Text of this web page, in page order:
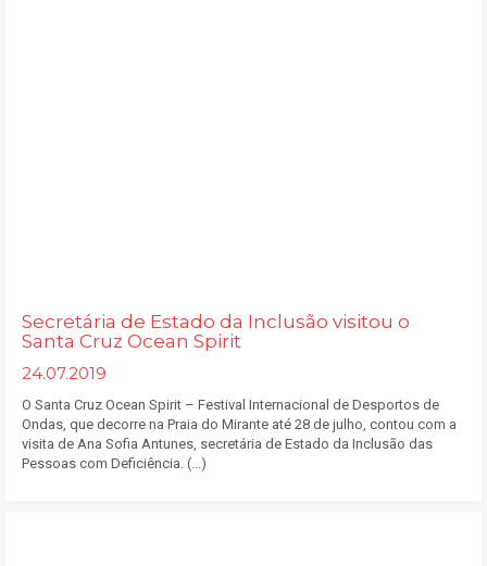
Secretária de Estado da Inclusão visitou o
Santa Cruz Ocean Spirit
24.07.2019
O Santa Cruz Ocean Spirit – Festival Internacional de Desportos de
Ondas, que decorre na Praia do Mirante até 28 de julho, contou com a
visita de Ana Sofia Antunes, secretária de Estado da Inclusão das
Pessoas com Deficiência. (...)